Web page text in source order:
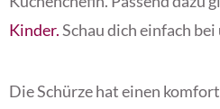
Kinder.Schau dich einfach bei
Die Schürze hat einen